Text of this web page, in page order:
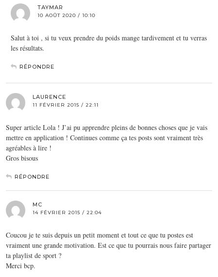
TAYMAR
10 AOÛT 2020 / 10:10
Salut à toi , si tu veux prendre du poids mange tardivement et tu verras
les résultats.
RÉPONDRE
LAURENCE
11 FÉVRIER 2015 / 22:11
Super article Lola ! J’ai pu apprendre pleins de bonnes choses que je vais
mettre en application ! Continues comme ça tes posts sont vraiment très
agréables à lire !
Gros bisous
RÉPONDRE
MC
14 FÉVRIER 2015 / 22:04
Coucou je te suis depuis un petit moment et tout ce que tu postes est
vraiment une grande motivation. Est ce que tu pourrais nous faire partager
ta playlist de sport ?
Merci bcp.